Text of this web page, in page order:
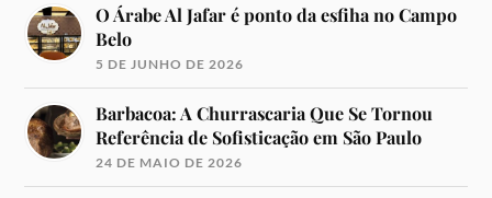
O Árabe Al Jafar é ponto da esfiha no Campo
Belo
5 DE JUNHO DE 2026
Barbacoa: A Churrascaria Que Se Tornou
Referência de Sofisticação em São Paulo
24 DE MAIO DE 2026